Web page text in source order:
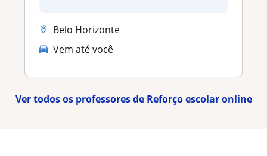
Belo Horizonte
Vem até você
Ver todos os professores de Reforço escolar online